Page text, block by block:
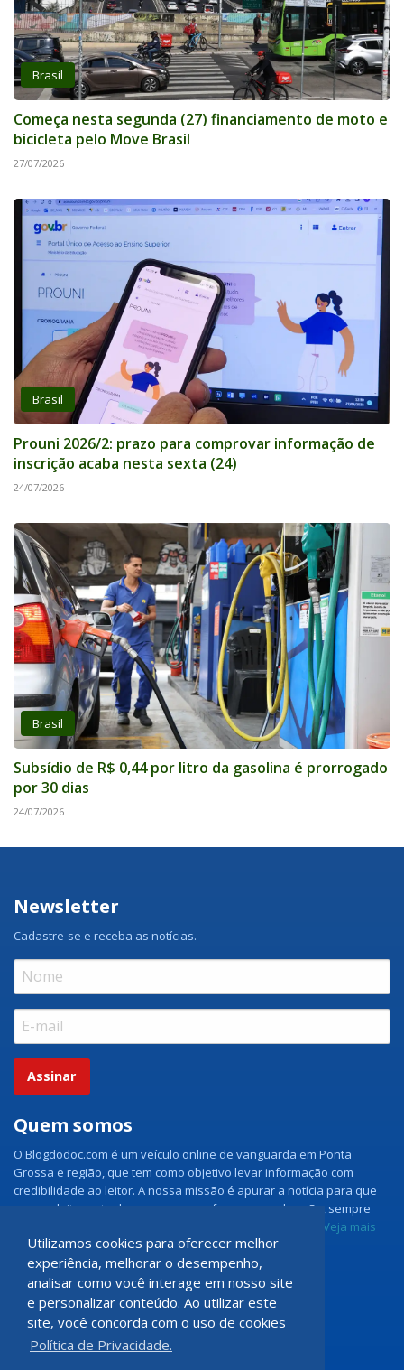
Utilizamos cookies para oferecer melhor
experiência, melhorar o desempenho,
analisar como você interage em nosso site
e personalizar conteúdo. Ao utilizar este
site, você concorda com o uso de cookies
Política de Privacidade.
Brasil
Começa nesta segunda (27) financiamento de moto e
bicicleta pelo Move Brasil
27/07/2026
Brasil
Prouni 2026/2: prazo para comprovar informação de
inscrição acaba nesta sexta (24)
24/07/2026
Brasil
Subsídio de R$ 0,44 por litro da gasolina é prorrogado
por 30 dias
24/07/2026
Newsletter
Cadastre-se e receba as notícias.
Assinar
Quem somos
O Blogdodoc.com é um veículo online de vanguarda em Ponta
Grossa e região, que tem como objetivo levar informação com
credibilidade ao leitor. A nossa missão é apurar a notícia para que
nossos leitores tenham acesso aos fatos como eles são, sempre
Veja mais
Grupo Doc.com
Rua Rio de Janeiro, 150 - Sala 102
CEP: 84070-060 - Nova Rússia
Ponta Grossa \ PR